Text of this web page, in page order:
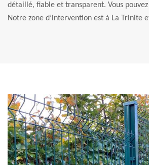
détaillé, fiable et transparent. Vous
Notre zone d’intervention est à La Trinite